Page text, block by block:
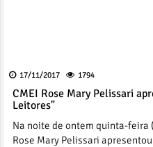
17/11/2017 1794
CMEI Rose Mary Pelissari
Leitores"
Na noite de ontem quinta-feira
Rose Mary Pelissari